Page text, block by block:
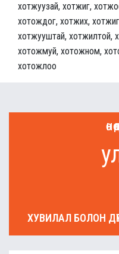
хотжуузай, хотжиг,
хотождог, хотжих,
хотжууштай, хотжилтой,
хотожмуй, хотожном,
хотожлоо
ХУВИЛАЛ БОЛОН